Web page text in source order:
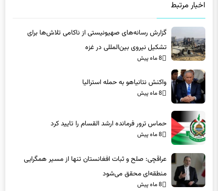
گزارش رسانه‌های صهیونیستی از ناکامی تلاش‌ها برای
تشکیل نیروی بین‌المللی در غزه
8 ماه پیش
8 ماه پیش
منطقه‌ای محقق می‌شود
8 ماه پیش